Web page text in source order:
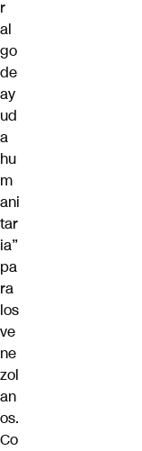
r
al
go
de
ay
ud
a
hu
m
ani
tar
ia”
pa
ra
los
ve
ne
zol
an
os.
Co